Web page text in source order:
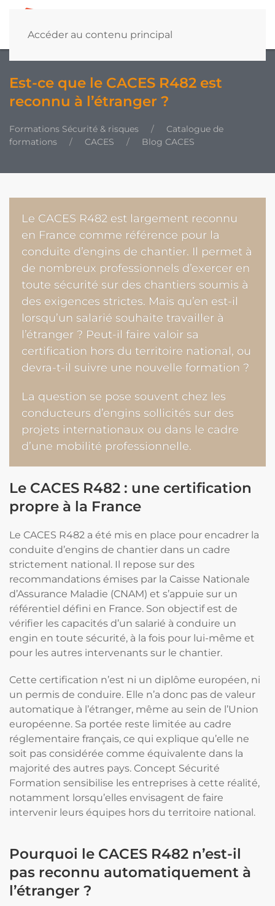
Accéder au contenu principal
Est-ce que le CACES R482 est
reconnu à l’étranger ?
Formations Sécurité & risques
Catalogue de
formations
CACES Blog CACES
Le CACES R482 est largement reconnu
en France comme référence pour la
conduite d’engins de chantier. Il permet à
de nombreux professionnels d’exercer en
toute sécurité sur des chantiers soumis à
des exigences strictes. Mais qu’en est-il
lorsqu’un salarié souhaite travailler à
l’étranger ? Peut-il faire valoir sa
certification hors du territoire national, ou
devra-t-il suivre une nouvelle formation ?
La question se pose souvent chez les
conducteurs d’engins sollicités sur des
projets internationaux ou dans le cadre
d’une mobilité professionnelle.
Le CACES R482 : une certification
propre à la France
Le CACES R482 a été mis en place pour encadrer la
conduite d’engins de chantier dans un cadre
strictement national. Il repose sur des
recommandations émises par la Caisse Nationale
d’Assurance Maladie (CNAM) et s’appuie sur un
référentiel défini en France. Son objectif est de
vérifier les capacités d’un salarié à conduire un
engin en toute sécurité, à la fois pour lui-même et
pour les autres intervenants sur le chantier.
Cette certification n’est ni un diplôme européen, ni
un permis de conduire. Elle n’a donc pas de valeur
automatique à l’étranger, même au sein de l’Union
européenne. Sa portée reste limitée au cadre
réglementaire français, ce qui explique qu’elle ne
soit pas considérée comme équivalente dans la
majorité des autres pays. Concept Sécurité
Formation sensibilise les entreprises à cette réalité,
notamment lorsqu’elles envisagent de faire
intervenir leurs équipes hors du territoire national.
Pourquoi le CACES R482 n’est-il
pas reconnu automatiquement à
l’étranger ?